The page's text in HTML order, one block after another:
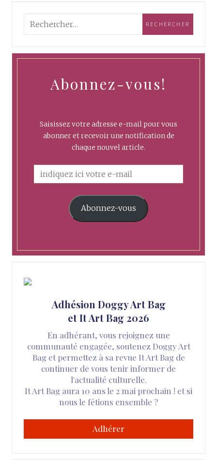
Abonnez-vous!
Saisissez votre adresse e-mail pour vous
abonner et recevoir une notification de
chaque nouvel article.
Abonnez-vous
Adhésion Doggy Art Bag
et It Art Bag 2026
En adhérant, vous rejoignez une
communauté engagée, soutenez Doggy Art
Bag et permettez à sa revue It Art Bag de
continuer de vous tenir informer de
l'actualité culturelle.
It Art Bag aura 10 ans le 2 mai prochain ! et si
nous le fêtions ensemble ?
Adhérer